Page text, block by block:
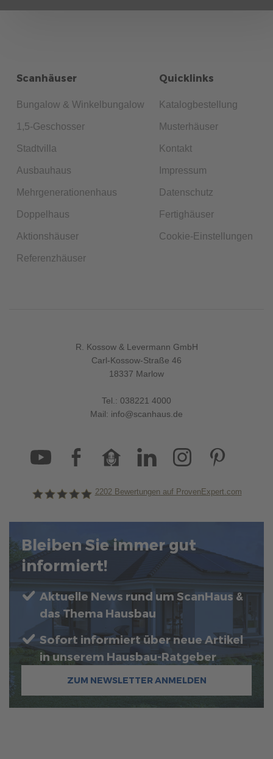
Scanhäuser
Bungalow & Winkelbungalow
1,5-Geschosser
Stadtvilla
Ausbauhaus
Mehrgenerationenhaus
Doppelhaus
Aktionshäuser
Referenzhäuser
Quicklinks
Katalogbestellung
Musterhäuser
Kontakt
Impressum
Datenschutz
Fertighäuser
Cookie-Einstellungen
R. Kossow & Levermann GmbH
Carl-Kossow-Straße 46
18337 Marlow
Tel.: 038221 4000
Mail: info@scanhaus.de
2202Bewertungen auf ProvenExpert.com
Bleiben Sie immer gut
informiert!
Aktuelle News rund um ScanHaus &
das Thema Hausbau
Sofort informiert über neue Artikel
in unserem Hausbau-Ratgeber
ZUM NEWSLETTER ANMELDEN